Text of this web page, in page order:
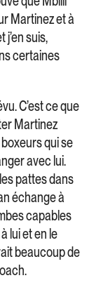
Martinez et à
suis,
certaines
C’est ce que
Martinez
boxeurs qui se
avec lui.
pattes dans
échange à
capables
lui et en le
beaucoup de